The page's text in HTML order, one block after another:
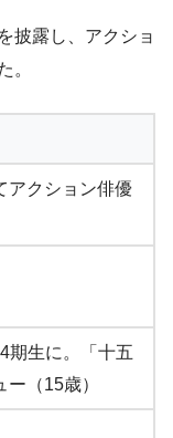
披露し、アクショ
。
アクション俳優
期生に。「十五
（15歳）